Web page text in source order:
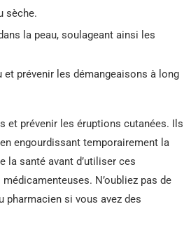
sèche.
la peau, soulageant ainsi les
prévenir les démangeaisons à long
et prévenir les éruptions cutanées. Ils
engourdissant temporairement la
la santé avant d’utiliser ces
N’oubliez pas de
si vous avez des